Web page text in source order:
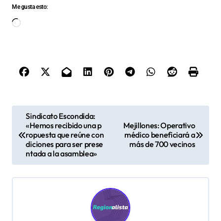
Me gusta esto:
Cargando...
e
g
Sindicato Escondida:
«Hemos recibido una p
ropuesta que reúne con
diciones para ser prese
ntada a la asamblea»
Mejillones: Operativo
médico beneficiará a
más de 700 vecinos